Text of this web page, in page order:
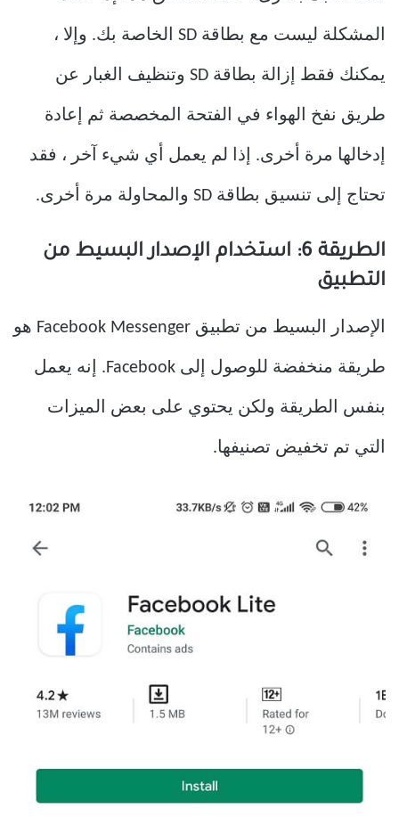
المشكلة ليست مع بطاقة SD الخاصة بك. وإلا ،
يمكنك فقط إزالة بطاقة SD وتنظيف الغبار عن
طريق نفخ الهواء في الفتحة المخصصة ثم إعادة
إدخالها مرة أخرى. إذا لم يعمل أي شيء آخر ، فقد
تحتاج إلى تنسيق بطاقة SD والمحاولة مرة أخرى.
الطريقة 6: استخدام الإصدار البسيط من
التطبيق
الإصدار البسيط من تطبيق Facebook Messenger هو
طريقة منخفضة للوصول إلى Facebook. إنه يعمل
بنفس الطريقة ولكن يحتوي على بعض الميزات
التي تم تخفيض تصنيفها.